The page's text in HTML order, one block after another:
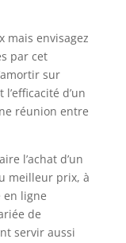
mais envisagez
par cet
sur
d’un
réunion entre
l’achat d’un
meilleur prix, à
en ligne
de
servir aussi